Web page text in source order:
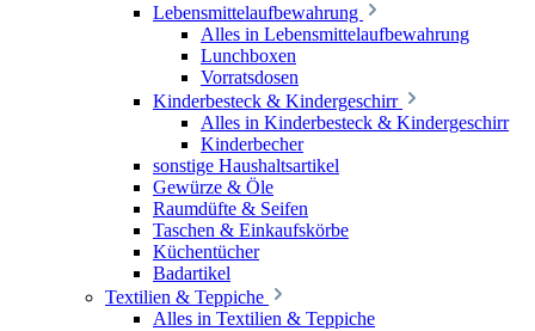
Lebensmittelaufbewahrung
Alles in Lebensmittelaufbewahrung
Lunchboxen
Vorratsdosen
Kinderbesteck & Kindergeschirr
Alles in Kinderbesteck & Kindergeschirr
Kinderbecher
sonstige Haushaltsartikel
Gewürze & Öle
Raumdüfte & Seifen
Taschen & Einkaufskörbe
Küchentücher
Badartikel
Textilien & Teppiche
Alles in Textilien & Teppiche